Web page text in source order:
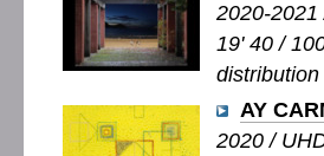
2020-
19' 40 /
AY
2020 /